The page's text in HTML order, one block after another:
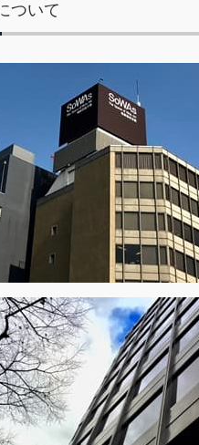
ついて